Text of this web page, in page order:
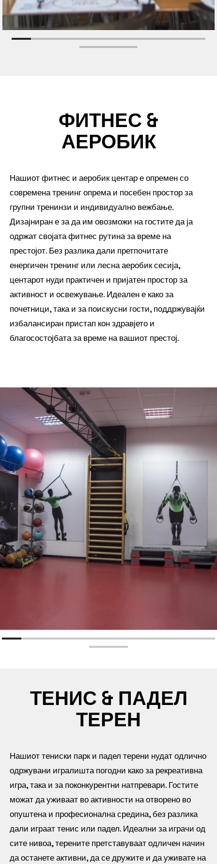
ФИТНЕС &
АЕРОБИК
Нашиот фитнес и аеробик центар е опремен со
современа тренинг опрема и посебен простор за
групни тренинзи и индивидуално вежбање.
Дизајниран е за да им овозможи на гостите да ја
одржат својата фитнес рутина за време на
престојот. Без разлика дали претпочитате
енергичен тренинг или лесна аеробик сесија,
центарот нуди практичен и пријатен простор за
активност и освежување. Идеален е како за
почетници, така и за поискусни гости, поддржувајќи
избалансиран пристап кон здравјето и
благосостојбата за време на вашиот престој.
ТЕНИС & ПАДЕЛ
ТЕРЕН
Нашиот тениски парк и падел терени нудат одлично
одржувани игралишта погодни како за рекреативна
игра, така и за поконкурентни натпревари. Гостите
можат да уживаат во активности на отворено во
опуштена и професионална средина, без разлика
дали играат тенис или падел. Идеални за играчи од
сите нивоа, терените претставуваат одличен начин
да останете активни, да се дружите и да уживате на